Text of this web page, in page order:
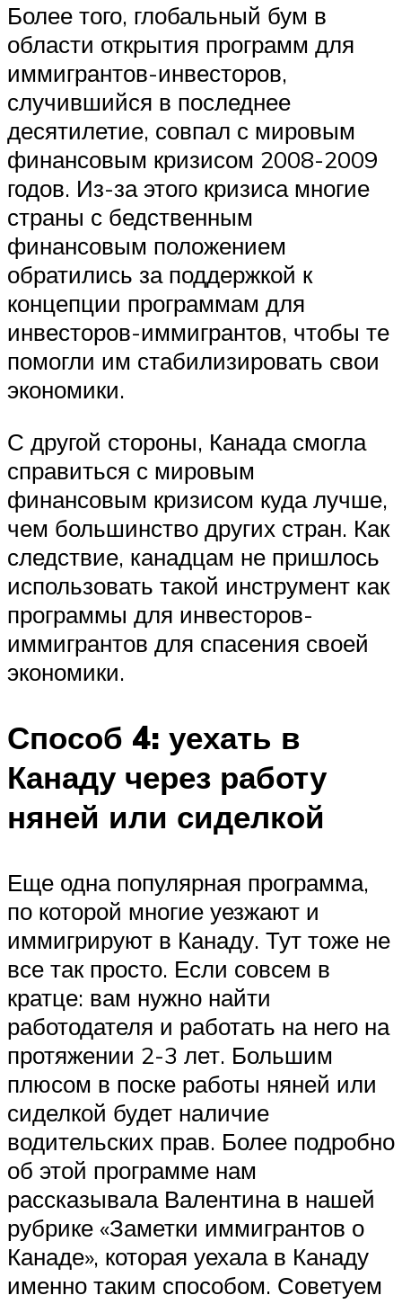
Более того, глобальный бум в
области открытия программ для
иммигрантов-инвесторов,
случившийся в последнее
десятилетие, совпал с мировым
финансовым кризисом 2008-2009
годов. Из-за этого кризиса многие
страны с бедственным
финансовым положением
обратились за поддержкой к
концепции программам для
инвесторов-иммигрантов, чтобы те
помогли им стабилизировать свои
экономики.
С другой стороны, Канада смогла
справиться с мировым
финансовым кризисом куда лучше,
чем большинство других стран. Как
следствие, канадцам не пришлось
использовать такой инструмент как
программы для инвесторов-
иммигрантов для спасения своей
экономики.
Способ 4: уехать в
Канаду через работу
няней или сиделкой
Еще одна популярная программа,
по которой многие уезжают и
иммигрируют в Канаду. Тут тоже не
все так просто. Если совсем в
кратце: вам нужно найти
работодателя и работать на него на
протяжении 2-3 лет. Большим
плюсом в поске работы няней или
сиделкой будет наличие
водительских прав. Более подробно
об этой программе нам
рассказывала Валентина в нашей
рубрике «Заметки иммигрантов о
Канаде», которая уехала в Канаду
именно таким способом. Советуем